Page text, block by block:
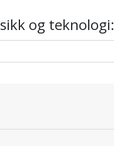
og teknologi: